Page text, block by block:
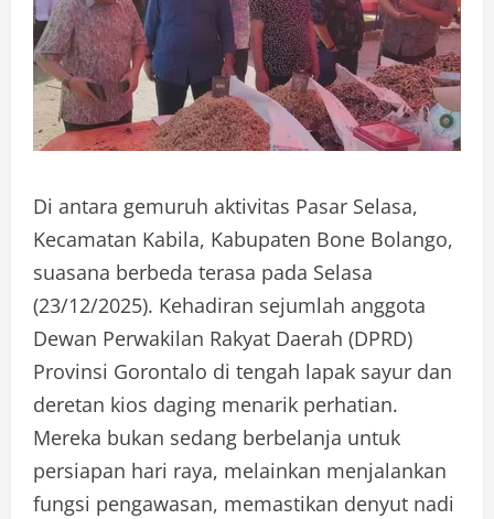
Di antara gemuruh aktivitas Pasar Selasa,
Kecamatan Kabila, Kabupaten Bone Bolango,
suasana berbeda terasa pada Selasa
(23/12/2025). Kehadiran sejumlah anggota
Dewan Perwakilan Rakyat Daerah (DPRD)
Provinsi Gorontalo di tengah lapak sayur dan
deretan kios daging menarik perhatian.
Mereka bukan sedang berbelanja untuk
persiapan hari raya, melainkan menjalankan
fungsi pengawasan, memastikan denyut nadi